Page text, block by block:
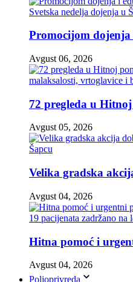
Promocijom
Avgust 06, 2026
72 pregleda u
Avgust 05, 2026
Velika gradska
Avgust 04, 2026
Hitna pomoć i
Avgust 04, 2026
Poljoprivreda